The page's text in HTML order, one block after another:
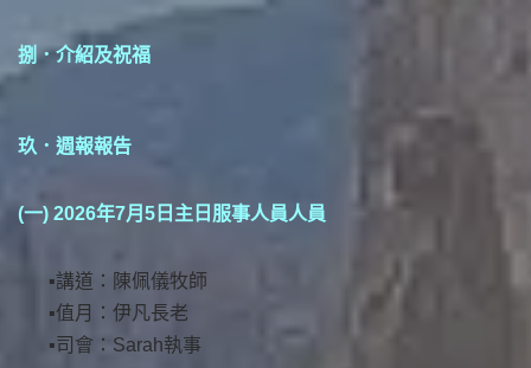
捌．介紹及祝福
玖．週報報告
(一) 2026年7月5日主日服事人員人員
講道：陳佩儀牧師
值月：伊凡長老
司會：Sarah執事